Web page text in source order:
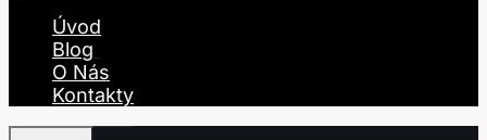
Úvod
Blog
O Nás
Kontakty